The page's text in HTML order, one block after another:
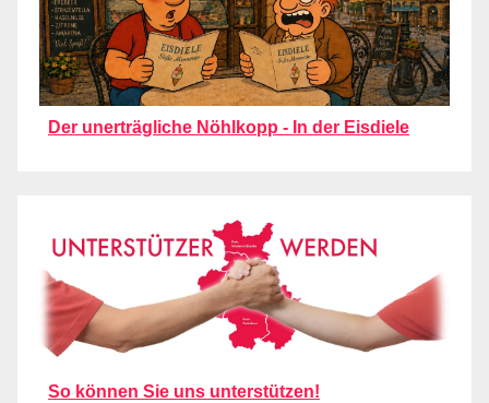
Der unerträgliche Nöhlkopp - In der Eisdiele
So können Sie uns unterstützen!